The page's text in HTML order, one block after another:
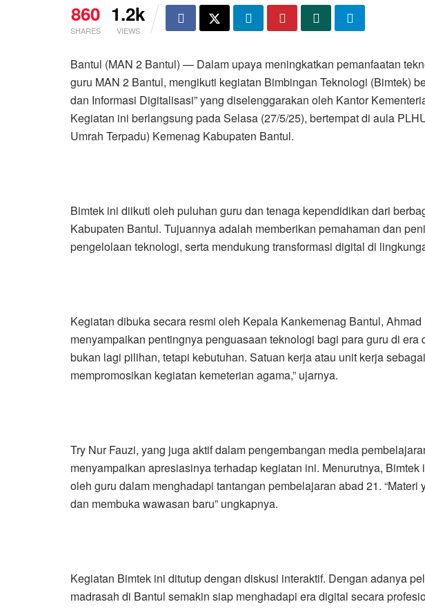
860
SHARES
1.2k
VIEWS
Bantul (MAN 2 Bantul) — Dalam upaya meningkatkan pemanfaatan
guru MAN 2 Bantul, mengikuti kegiatan Bimbingan Teknologi (Bimtek)
dan Informasi Digitalisasi” yang diselenggarakan oleh Kantor
Kegiatan ini berlangsung pada Selasa (27/5/25), bertempat di aula
Umrah Terpadu) Kemenag Kabupaten Bantul.
Bimtek ini diikuti oleh puluhan guru dan tenaga kependidikan dari
Kabupaten Bantul. Tujuannya adalah memberikan pemahaman dan
pengelolaan teknologi, serta mendukung transformasi digital di
Kegiatan dibuka secara resmi oleh Kepala Kankemenag Bantul,
menyampaikan pentingnya penguasaan teknologi bagi para guru di era
bukan lagi pilihan, tetapi kebutuhan. Satuan kerja atau unit kerja
mempromosikan kegiatan kemeterian agama,” ujarnya.
Try Nur Fauzi, yang juga aktif dalam pengembangan media
menyampaikan apresiasinya terhadap kegiatan ini. Menurutnya,
oleh guru dalam menghadapi tantangan pembelajaran abad 21.
dan membuka wawasan baru” ungkapnya.
Kegiatan Bimtek ini ditutup dengan diskusi interaktif. Dengan adanya
madrasah di Bantul semakin siap menghadapi era digital secara